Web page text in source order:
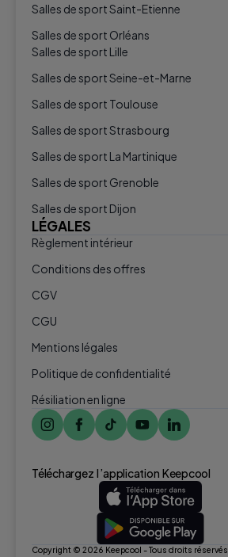
Salles de sport Saint-Etienne
Salles de sport Orléans
Salles de sport Lille
Salles de sport Seine-et-Marne
Salles de sport Toulouse
Salles de sport Strasbourg
Salles de sport La Martinique
Salles de sport Grenoble
Salles de sport Dijon
LÉGALES
Règlement intérieur
Conditions des offres
CGV
CGU
Mentions légales
Politique de confidentialité
Résiliation en ligne
Téléchargez l ’application Keepcool
Copyright © 2026 Keepcool - Tous droits réservés